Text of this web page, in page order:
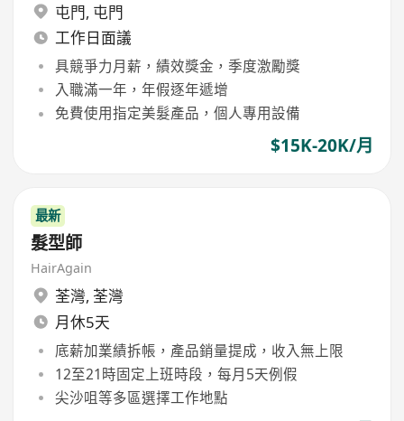
屯門, 屯門
工作日面議
具競爭力月薪，績效獎金，季度激勵獎
入職滿一年，年假逐年遞增
免費使用指定美髮產品，個人專用設備
$15K-20K/月
最新
髮型師
HairAgain
荃灣, 荃灣
月休5天
底薪加業績拆帳，產品銷量提成，收入無上限
12至21時固定上班時段，每月5天例假
尖沙咀等多區選擇工作地點